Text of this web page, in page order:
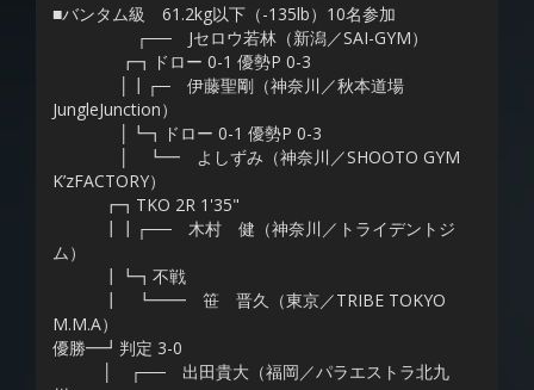
■バンタム級 61.2kg以下（-135lb）10名参加
┌── Jセロウ若林（新潟／SAI-GYM）
┏┓ドロー 0-1 優勢P 0-3
│┃┌─ 伊藤聖剛（神奈川／秋本道場
JungleJunction）
│┗┓ドロー 0-1 優勢P 0-3
│ ┗━ よしずみ（神奈川／SHOOTO GYM
K’zFACTORY）
┏┓TKO 2R 1'35"
┃┃┌── 木村 健（神奈川／トライデントジ
ム）
┃┗┓不戦
┃ ┗━━ 笹 晋久（東京／TRIBE TOKYO
M.M.A）
優勝━┛判定 3-0
│ ┌── 出田貴大（福岡／パラエストラ北九